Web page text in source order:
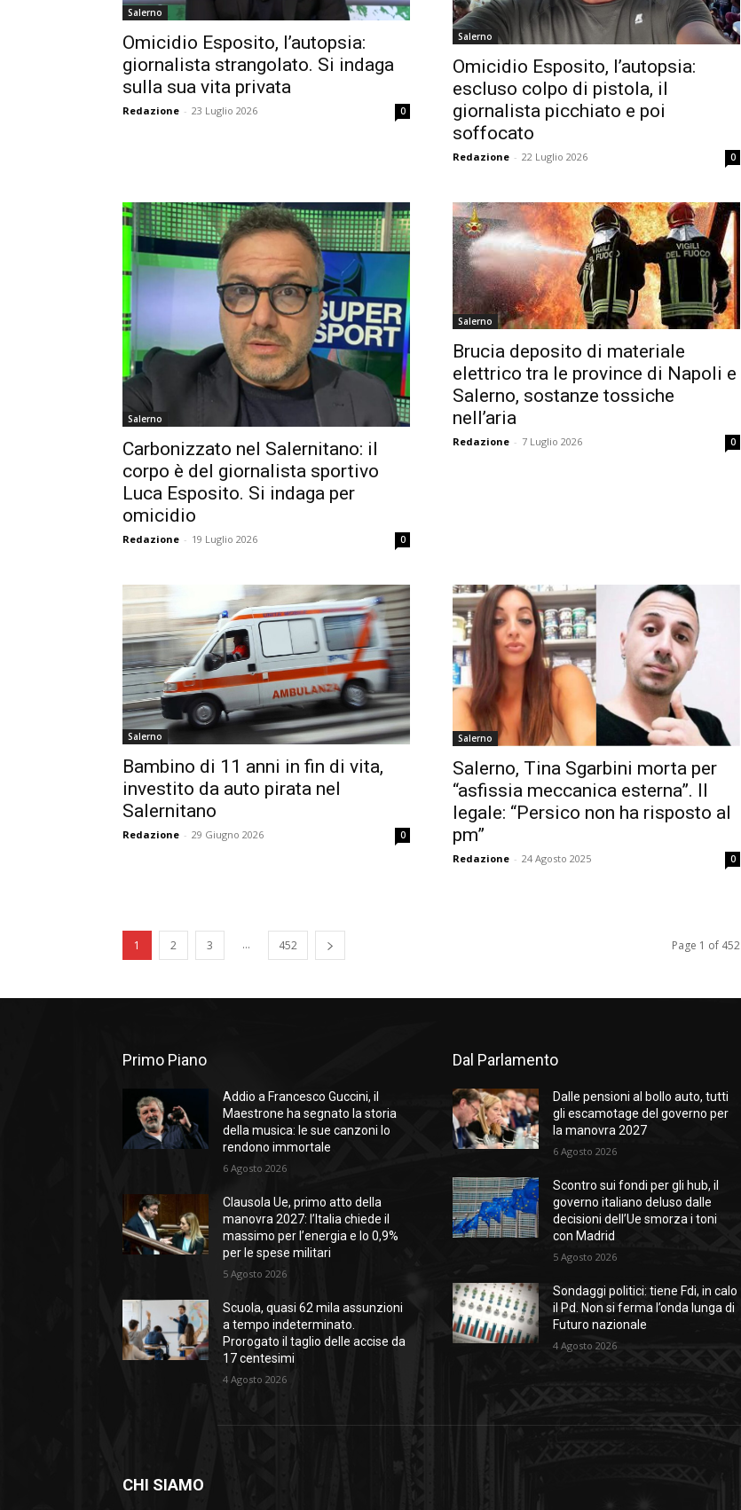
Salerno
Omicidio Esposito, l’autopsia:
giornalista strangolato. Si indaga
sulla sua vita privata
Redazione - 23 Luglio 2026 0
Salerno
Omicidio Esposito, l’autopsia:
escluso colpo di pistola, il
giornalista picchiato e poi
soffocato
Redazione - 22 Luglio 2026 0
Salerno
Carbonizzato nel Salernitano: il
corpo è del giornalista sportivo
Luca Esposito. Si indaga per
omicidio
Redazione - 19 Luglio 2026 0
Salerno
Brucia deposito di materiale
elettrico tra le province di Napoli e
Salerno, sostanze tossiche
nell’aria
Redazione - 7 Luglio 2026 0
Salerno
Bambino di 11 anni in fin di vita,
investito da auto pirata nel
Salernitano
Redazione - 29 Giugno 2026 0
Salerno
Salerno, Tina Sgarbini morta per
“asfissia meccanica esterna”. Il
legale: “Persico non ha risposto al
pm”
Redazione - 24 Agosto 2025 0
1 2 3 ... 452 Page 1 of 452
Primo Piano
Addio a Francesco Guccini, il
Maestrone ha segnato la storia
della musica: le sue canzoni lo
rendono immortale
6 Agosto 2026
Clausola Ue, primo atto della
manovra 2027: l’Italia chiede il
massimo per l’energia e lo 0,9%
per le spese militari
5 Agosto 2026
Scuola, quasi 62 mila assunzioni
a tempo indeterminato.
Prorogato il taglio delle accise da
17 centesimi
4 Agosto 2026
Dal Parlamento
Dalle pensioni al bollo auto, tutti
gli escamotage del governo per
la manovra 2027
6 Agosto 2026
Scontro sui fondi per gli hub, il
governo italiano deluso dalle
decisioni dell’Ue smorza i toni
con Madrid
5 Agosto 2026
Sondaggi politici: tiene Fdi, in calo
il Pd. Non si ferma l’onda lunga di
Futuro nazionale
4 Agosto 2026
CHI SIAMO